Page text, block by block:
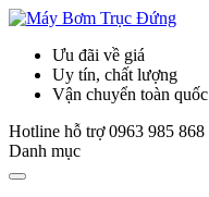
Ưu đãi về giá
Uy tín, chất lượng
Vận chuyển toàn quốc
Hotline hỗ trợ 0963 985 868
Danh mục